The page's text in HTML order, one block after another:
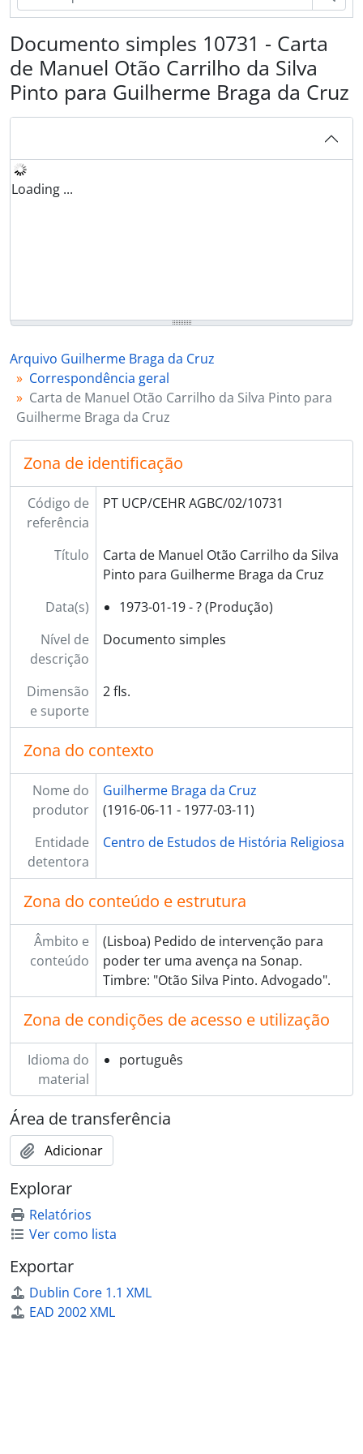
Documento simples 10731 - Carta
de Manuel Otão Carrilho da Silva
Pinto para Guilherme Braga da Cruz
Loading ...
Arquivo Guilherme Braga da Cruz
Correspondência geral
Carta de Manuel Otão Carrilho da Silva Pinto para
Guilherme Braga da Cruz
Zona de identificação
Código de
referência
PT UCP/CEHR AGBC/02/10731
Título
Carta de Manuel Otão Carrilho da Silva
Pinto para Guilherme Braga da Cruz
Data(s)
1973-01-19 - ? (Produção)
Nível de
descrição
Documento simples
Dimensão
e suporte
2 fls.
Zona do contexto
Nome do
produtor
Guilherme Braga da Cruz
(1916-06-11 - 1977-03-11)
Entidade
detentora
Centro de Estudos de História Religiosa
Zona do conteúdo e estrutura
Âmbito e
conteúdo
(Lisboa) Pedido de intervenção para
poder ter uma avença na Sonap.
Timbre: "Otão Silva Pinto. Advogado".
Zona de condições de acesso e utilização
Idioma do
material
português
Área de transferência
Adicionar
Explorar
Relatórios
Ver como lista
Exportar
Dublin Core 1.1 XML
EAD 2002 XML